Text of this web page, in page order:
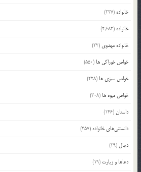
خانواده (227)
خانواده (2,682)
خانواده مهدوی (22)
خواص خوراکی ها (550)
خواص سبزی ها (228)
خواص میوه ها (308)
داستان(146)
دانستنی‌های خانواده (357)
دجال (29)
دعاها و زیارت (19)